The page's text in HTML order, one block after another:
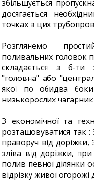
збільшується
досягається
точках в цих
Розглянемо
поливальних головок
складається з 6-ти
"головна" або
якої по обидва
низькорослих
З економічної та
розташовуватися так
праворуч від
зліва від доріжки,
полив певної ділянки
відрізку живої огорожі